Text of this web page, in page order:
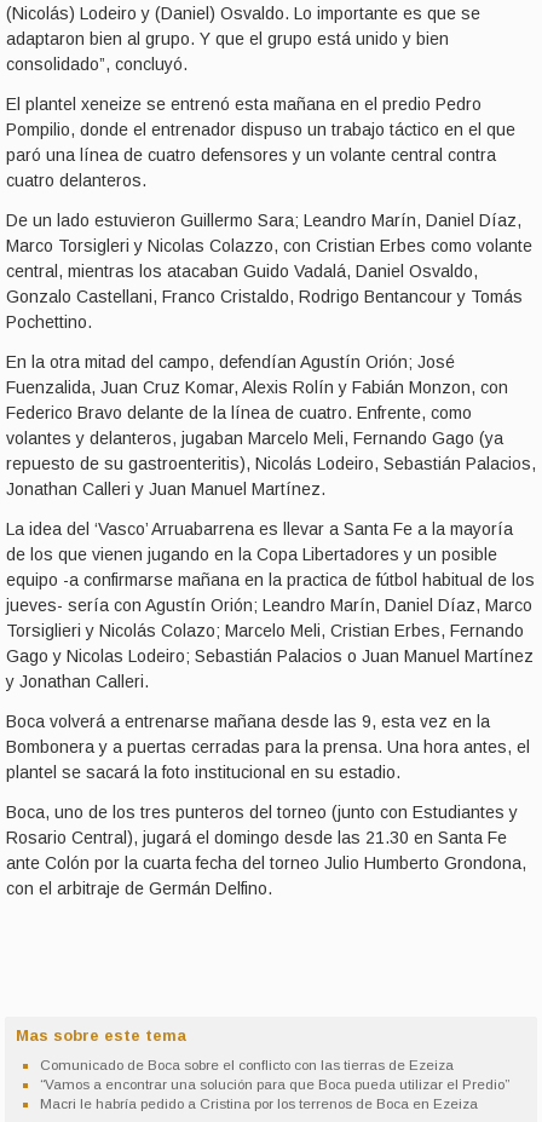
(Nicolás) Lodeiro y (Daniel) Osvaldo. Lo importante es que se
adaptaron bien al grupo. Y que el grupo está unido y bien
consolidado”, concluyó.
El plantel xeneize se entrenó esta mañana en el predio Pedro
Pompilio, donde el entrenador dispuso un trabajo táctico en el que
paró una línea de cuatro defensores y un volante central contra
cuatro delanteros.
De un lado estuvieron Guillermo Sara; Leandro Marín, Daniel Díaz,
Marco Torsigleri y Nicolas Colazzo, con Cristian Erbes como volante
central, mientras los atacaban Guido Vadalá, Daniel Osvaldo,
Gonzalo Castellani, Franco Cristaldo, Rodrigo Bentancour y Tomás
Pochettino.
En la otra mitad del campo, defendían Agustín Orión; José
Fuenzalida, Juan Cruz Komar, Alexis Rolín y Fabián Monzon, con
Federico Bravo delante de la línea de cuatro. Enfrente, como
volantes y delanteros, jugaban Marcelo Meli, Fernando Gago (ya
repuesto de su gastroenteritis), Nicolás Lodeiro, Sebastián Palacios,
Jonathan Calleri y Juan Manuel Martínez.
La idea del ‘Vasco’ Arruabarrena es llevar a Santa Fe a la mayoría
de los que vienen jugando en la Copa Libertadores y un posible
equipo -a confirmarse mañana en la practica de fútbol habitual de los
jueves- sería con Agustín Orión; Leandro Marín, Daniel Díaz, Marco
Torsiglieri y Nicolás Colazo; Marcelo Meli, Cristian Erbes, Fernando
Gago y Nicolas Lodeiro; Sebastián Palacios o Juan Manuel Martínez
y Jonathan Calleri.
Boca volverá a entrenarse mañana desde las 9, esta vez en la
Bombonera y a puertas cerradas para la prensa. Una hora antes, el
plantel se sacará la foto institucional en su estadio.
Boca, uno de los tres punteros del torneo (junto con Estudiantes y
Rosario Central), jugará el domingo desde las 21.30 en Santa Fe
ante Colón por la cuarta fecha del torneo Julio Humberto Grondona,
con el arbitraje de Germán Delfino.
Mas sobre este tema
Comunicado de Boca sobre el conflicto con las tierras de Ezeiza
“Vamos a encontrar una solución para que Boca pueda utilizar el Predio”
Macri le habría pedido a Cristina por los terrenos de Boca en Ezeiza